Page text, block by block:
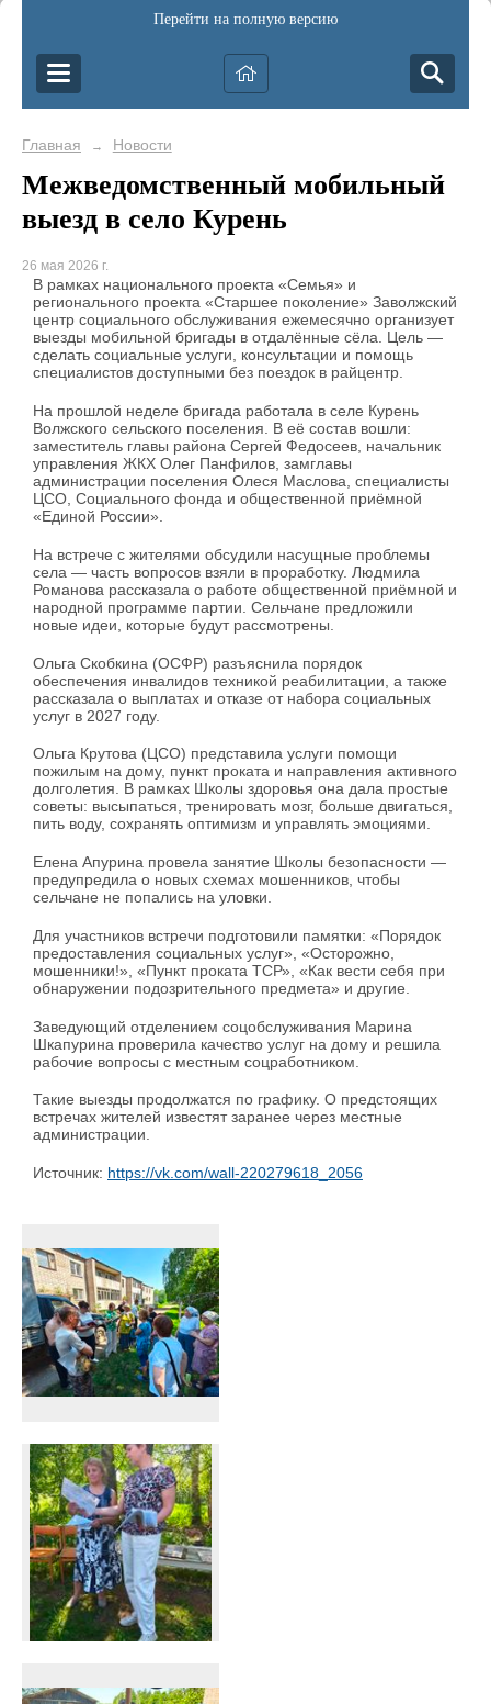
Перейти на полную версию
Главная → Новости
Межведомственный мобильный
выезд в село Курень
26 мая 2026 г.
В рамках национального проекта «Семья» и
регионального проекта «Старшее поколение» Заволжский
центр социального обслуживания ежемесячно организует
выезды мобильной бригады в отдалённые сёла. Цель —
сделать социальные услуги, консультации и помощь
специалистов доступными без поездок в райцентр.
На прошлой неделе бригада работала в селе Курень
Волжского сельского поселения. В её состав вошли:
заместитель главы района Сергей Федосеев, начальник
управления ЖКХ Олег Панфилов, замглавы
администрации поселения Олеся Маслова, специалисты
ЦСО, Социального фонда и общественной приёмной
«Единой России».
На встрече с жителями обсудили насущные проблемы
села — часть вопросов взяли в проработку. Людмила
Романова рассказала о работе общественной приёмной и
народной программе партии. Сельчане предложили
новые идеи, которые будут рассмотрены.
Ольга Скобкина (ОСФР) разъяснила порядок
обеспечения инвалидов техникой реабилитации, а также
рассказала о выплатах и отказе от набора социальных
услуг в 2027 году.
Ольга Крутова (ЦСО) представила услуги помощи
пожилым на дому, пункт проката и направления активного
долголетия. В рамках Школы здоровья она дала простые
советы: высыпаться, тренировать мозг, больше двигаться,
пить воду, сохранять оптимизм и управлять эмоциями.
Елена Апурина провела занятие Школы безопасности —
предупредила о новых схемах мошенников, чтобы
сельчане не попались на уловки.
Для участников встречи подготовили памятки: «Порядок
предоставления социальных услуг», «Осторожно,
мошенники!», «Пункт проката ТСР», «Как вести себя при
обнаружении подозрительного предмета» и другие.
Заведующий отделением соцобслуживания Марина
Шкапурина проверила качество услуг на дому и решила
рабочие вопросы с местным соцработником.
Такие выезды продолжатся по графику. О предстоящих
встречах жителей известят заранее через местные
администрации.
Источник: https://vk.com/wall-220279618_2056